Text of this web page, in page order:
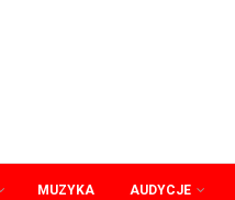
MUZYKA AUDYCJE